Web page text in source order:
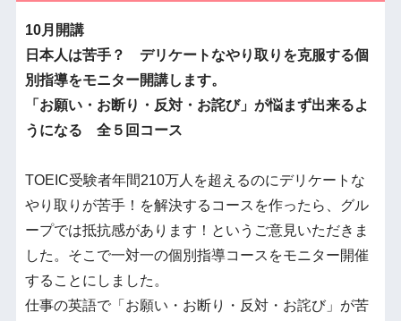
10月開講
日本人は苦手？ デリケートなやり取りを克服する個
別指導をモニター開講します。
「お願い・お断り・ 反対・お詫び」が悩まず出来るよ
うになる 全５回コース
TOEIC受験者年間210万人を超えるのにデリケートな
やり取りが苦手！を解決するコースを作ったら、グル
ープでは抵抗感があります！というご意見いただきま
した。そこで一対一の個別指導コースをモニター開催
することにしました。
仕事の英語で「お願い・お断り・反対・お詫び」が苦